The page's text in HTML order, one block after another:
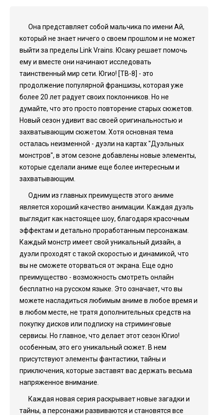
Она представляет собой мальчика по имени Ай,
который не знает ничего о своем прошлом и не может
выйти за пределы Link Vrains. Юсаку решает помочь
ему и вместе они начинают исследовать
таинственный мир сети. Югио! [ТВ-8] - это
продолжение популярной франшизы, которая уже
более 20 лет радует своих поклонников. Но не
думайте, что это просто повторение старых сюжетов.
Новый сезон удивит вас своей оригинальностью и
захватывающим сюжетом. Хотя основная тема
осталась неизменной - дуэли на картах "Дуэльных
монстров", в этом сезоне добавлены новые элементы,
которые сделали аниме еще более интересным и
захватывающим.
Одним из главных преимуществ этого аниме
является хороший качество анимации. Каждая дуэль
выглядит как настоящее шоу, благодаря красочным
эффектам и детально проработанным персонажам.
Каждый монстр имеет свой уникальный дизайн, а
дуэли проходят с такой скоростью и динамикой, что
вы не сможете оторваться от экрана. Еще одно
преимущество - возможность смотреть онлайн
бесплатно на русском языке. Это означает, что вы
можете насладиться любимым аниме в любое время и
в любом месте, не тратя дополнительных средств на
покупку дисков или подписку на стриминговые
сервисы. Но главное, что делает этот сезон Югио!
особенным, это его уникальный сюжет. В нем
присутствуют элементы фантастики, тайны и
приключения, которые заставят вас держать весьма
напряженное внимание.
Каждая новая серия раскрывает новые загадки и
тайны, а персонажи развиваются и становятся все